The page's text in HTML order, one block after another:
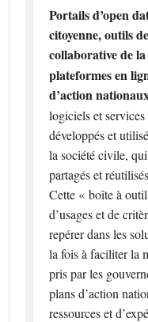
Portails d’open
citoyenne, outils
collaborative de
plateformes en
d’action
logiciels et
développés et
la société civile,
partagés et
Cette « boîte à
d’usages et de
repérer dans les
la fois à faciliter la
pris par les
plans d’action
ressources et